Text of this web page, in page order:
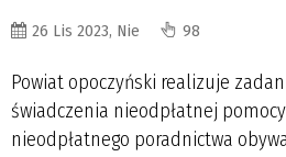
26 Lis 2023, Nie 98
Powiat opoczyński realizuje
świadczenia nieodpłatnej
nieodpłatnego poradnictwa